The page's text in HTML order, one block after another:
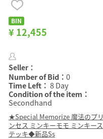
BIN
¥ 12,455
Seller：
Number of Bid： 0
Time Left： 8 Day
Condition of the item：
Secondhand
★Special Memorize 魔法のプリ
ンセス ミンキーモモ ミンキース
テッキ◆新品Ss